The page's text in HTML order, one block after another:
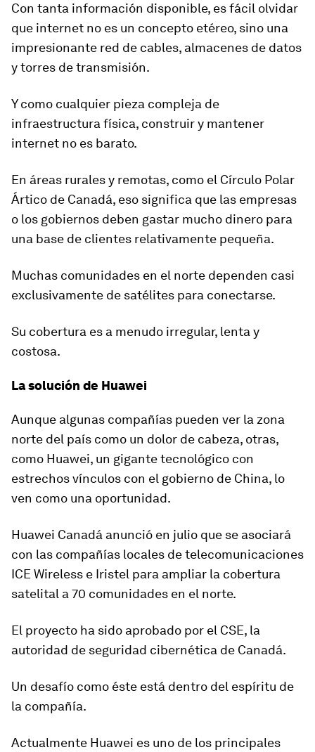
Con tanta información disponible, es fácil olvidar
que internet no es un concepto etéreo, sino una
impresionante red de cables, almacenes de datos
y torres de transmisión.
Y como cualquier pieza compleja de
infraestructura física, construir y mantener
internet no es barato.
En áreas rurales y remotas, como el Círculo Polar
Ártico de Canadá, eso significa que las empresas
o los gobiernos deben gastar mucho dinero para
una base de clientes relativamente pequeña.
Muchas comunidades en el norte dependen casi
exclusivamente de satélites para conectarse.
Su cobertura es a menudo irregular, lenta y
costosa.
La solución de Huawei
Aunque algunas compañías pueden ver la zona
norte del país como un dolor de cabeza, otras,
como Huawei, un gigante tecnológico con
estrechos vínculos con el gobierno de China, lo
ven como una oportunidad.
Huawei Canadá anunció en julio que se asociará
con las compañías locales de telecomunicaciones
ICE Wireless e Iristel para ampliar la cobertura
satelital a 70 comunidades en el norte.
El proyecto ha sido aprobado por el CSE, la
autoridad de seguridad cibernética de Canadá.
Un desafío como éste está dentro del espíritu de
la compañía.
Actualmente Huawei es uno de los principales